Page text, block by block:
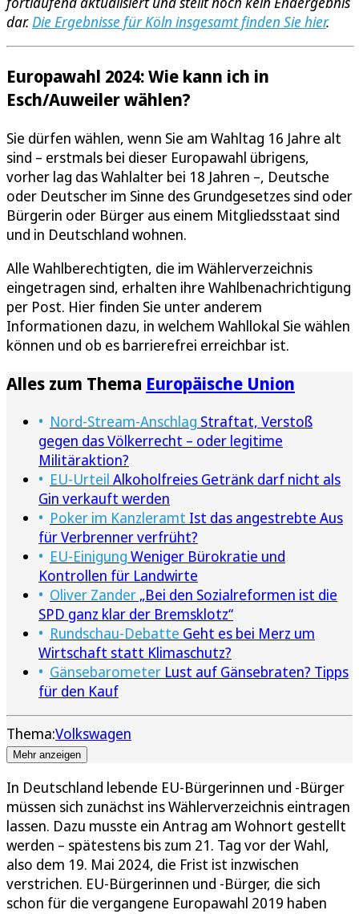
dar.Die Ergebnisse für Köln insgesamt finden Sie hier.
Europawahl 2024: Wie kann ich in
Esch/Auweiler wählen?
Sie dürfen wählen, wenn Sie am Wahltag 16 Jahre alt
sind – erstmals bei dieser Europawahl übrigens,
vorher lag das Wahlalter bei 18 Jahren –, Deutsche
oder Deutscher im Sinne des Grundgesetzes sind oder
Bürgerin oder Bürger aus einem Mitgliedsstaat sind
und in Deutschland wohnen.
Alle Wahlberechtigten, die im Wählerverzeichnis
eingetragen sind, erhalten ihre Wahlbenachrichtigung
per Post. Hier finden Sie unter anderem
Informationen dazu, in welchem Wahllokal Sie wählen
können und ob es barrierefrei erreichbar ist.
Alles zum Thema Europäische Union
Nord-Stream-Anschlag Straftat, Verstoß
gegen das Völkerrecht – oder legitime
Militäraktion?
EU-Urteil Alkoholfreies Getränk darf nicht als
Gin verkauft werden
Poker im Kanzleramt Ist das angestrebte Aus
für Verbrenner verfrüht?
EU-Einigung Weniger Bürokratie und
Kontrollen für Landwirte
Oliver Zander „Bei den Sozialreformen ist die
SPD ganz klar der Bremsklotz“
Rundschau-Debatte Geht es bei Merz um
Wirtschaft statt Klimaschutz?
Gänsebarometer Lust auf Gänsebraten? Tipps
für den Kauf
Thema:Volkswagen
Mehr anzeigen
In Deutschland lebende EU-Bürgerinnen und -Bürger
müssen sich zunächst ins Wählerverzeichnis eintragen
lassen. Dazu musste ein Antrag am Wohnort gestellt
werden – spätestens bis zum 21. Tag vor der Wahl,
also dem 19. Mai 2024, die Frist ist inzwischen
verstrichen. EU-Bürgerinnen und -Bürger, die sich
schon für die vergangene Europawahl 2019 haben